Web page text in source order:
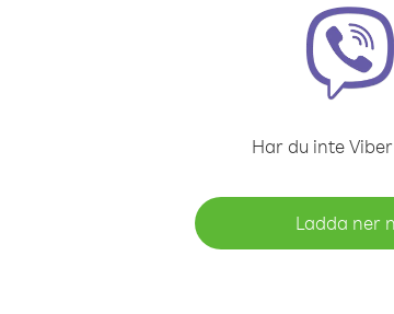
Har du inte
Ladda ner